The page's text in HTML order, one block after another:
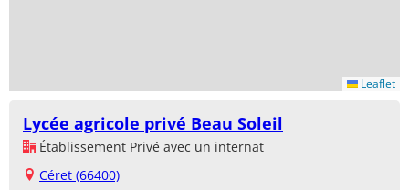
Leaflet
Lycée agricole privé Beau Soleil
Établissement Privé avec un internat
Céret (66400)